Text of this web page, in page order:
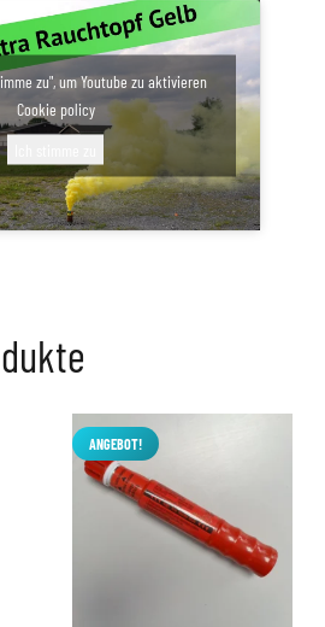
zu", um Youtube zu aktivieren
Cookie policy
ANGEBOT!